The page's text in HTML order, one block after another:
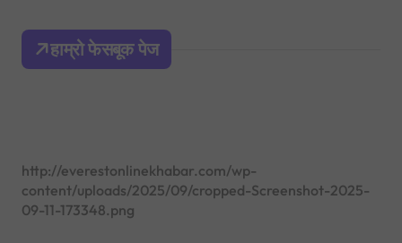
h
o
हाम्रो फेसबूक पेज
http://everestonlinekhabar.com/wp-
content/uploads/2025/09/cropped-Screenshot-2025-
09-11-173348.png